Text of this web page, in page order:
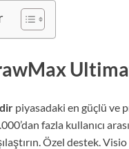
piyasadaki en güçlü ve
fazla kullanıcı
Özel destek. Visio